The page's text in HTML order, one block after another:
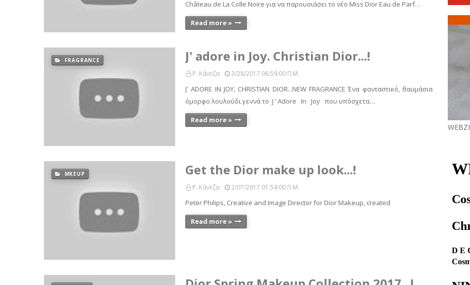
Château de La Colle Noire για να παρουσιάσει το νέο Miss Dior Eau de Parf…
Read more »
FRAGRANCE J' adore in Joy. Christian Dior...!
Ρ. Κάντζα 3/28/2017 06:59:00 Π.μ.
J' ADORE IN JOY, CHRISTIAN DIOR...NEW FRAGRANCE Ένα φανταστικό, θαυμάσια
όμορφο λουλούδι γεννά το J ’ Adore In Joy που υπόσχετα…
Read more »
MKEUP Get the Dior make up look...!
Ρ. Κάντζα 2/07/2017 01:54:00 Π.μ.
Peter Philips, Creative and Image Director for Dior Makeup, created
Read more »